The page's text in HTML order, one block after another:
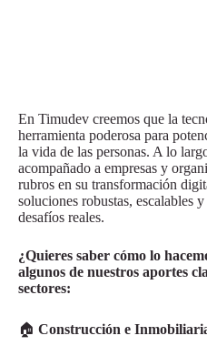
En Timudev creemos que la
herramienta poderosa para
la vida de las personas. A lo
acompañado a empresas y
rubros en su transformación
soluciones robustas, escalables
desafíos reales.
¿Quieres saber cómo lo
algunos de nuestros aportes
sectores:
🏠 Construcción e